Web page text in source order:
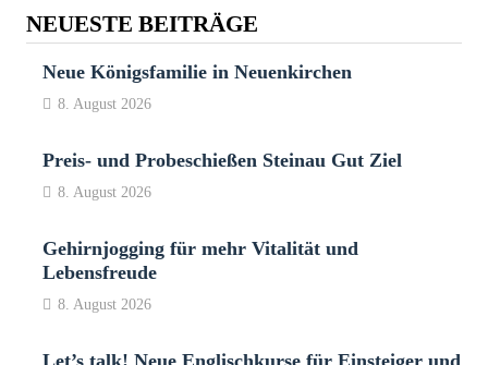
NEUESTE BEITRÄGE
Neue Königsfamilie in Neuenkirchen
8. August 2026
Preis- und Probeschießen Steinau Gut Ziel
8. August 2026
Gehirnjogging für mehr Vitalität und
Lebensfreude
8. August 2026
Let’s talk! Neue Englischkurse für Einsteiger und